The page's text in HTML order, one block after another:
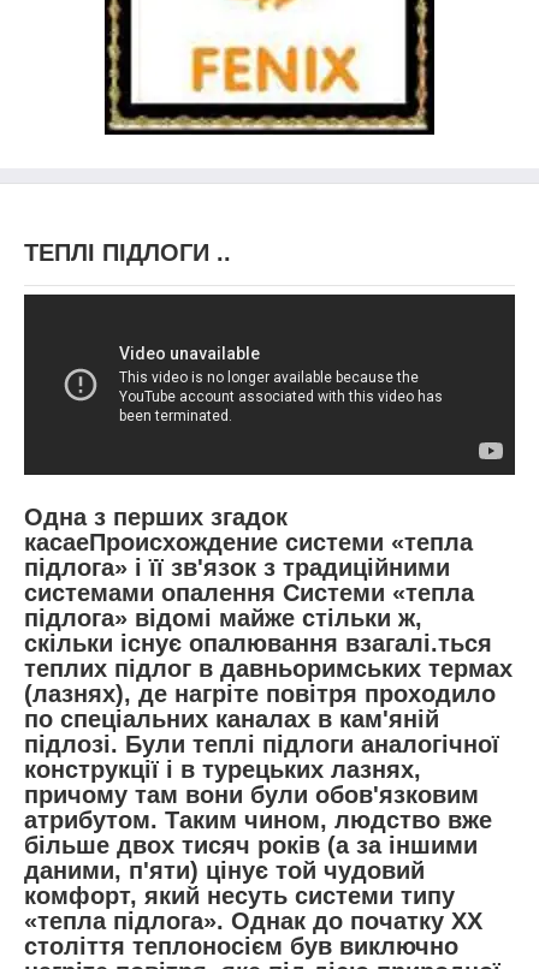
ТЕПЛІ ПІДЛОГИ ..
Одна з перших згадок
касаеПроисхождение системи «тепла
підлога» і її зв'язок з традиційними
системами опалення Системи «тепла
підлога» відомі майже стільки ж,
скільки існує опалювання взагалі.ться
теплих підлог в давньоримських термах
(лазнях), де нагріте повітря проходило
по спеціальних каналах в кам'яній
підлозі. Були теплі підлоги аналогічної
конструкції і в турецьких лазнях,
причому там вони були обов'язковим
атрибутом. Таким чином, людство вже
більше двох тисяч років (а за іншими
даними, п'яти) цінує той чудовий
комфорт, який несуть системи типу
«тепла підлога». Однак до початку ХХ
століття теплоносієм був виключно